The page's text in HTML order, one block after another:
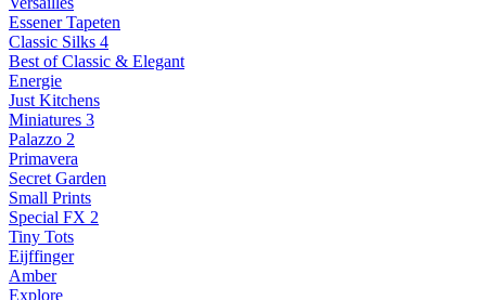
Essener Tapeten
Classic Silks 4
Best of Classic & Elegant
Energie
Just Kitchens
Miniatures 3
Palazzo 2
Primavera
Secret Garden
Small Prints
Special FX 2
Tiny Tots
Eijffinger
Amber
Explore